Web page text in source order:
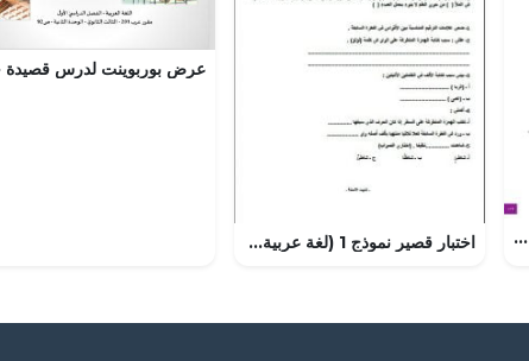
حل وإجابات أسئلة نهاية الوحدة التاسعة (النشاط الإشعاعي) (فيزياء) العاشر اختبار قصير نموذج 1 (لغة عربية) التاسع